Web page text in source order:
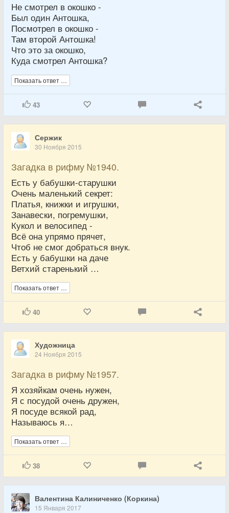
Не смотрел в окошко -
Был один Антошка,
Посмотрел в окошко -
Там второй Антошка!
Что это за окошко,
Куда смотрел Антошка?
Показать ответ …
43
Сержик
30 Ноября 2015
Загадка в рифму №1940.
Есть у бабушки-старушки
Очень маленький секрет:
Платья, книжки и игрушки,
Занавески, погремушки,
Кукол и велосипед -
Всё она упрямо прячет,
Чтоб не смог добраться внук.
Есть у бабушки на даче
Ветхий старенький …
Показать ответ …
40
Художница
24 Ноября 2015
Загадка в рифму №1957.
Я хозяйкам очень нужен,
Я с посудой очень дружен,
Я посуде всякой рад,
Называюсь я…
Показать ответ …
38
Валентина Калиниченко (Коркина)
15 Января 2017